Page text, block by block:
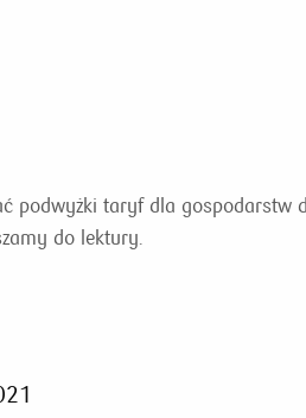
podwyżki taryf dla gospodarstw
do lektury.